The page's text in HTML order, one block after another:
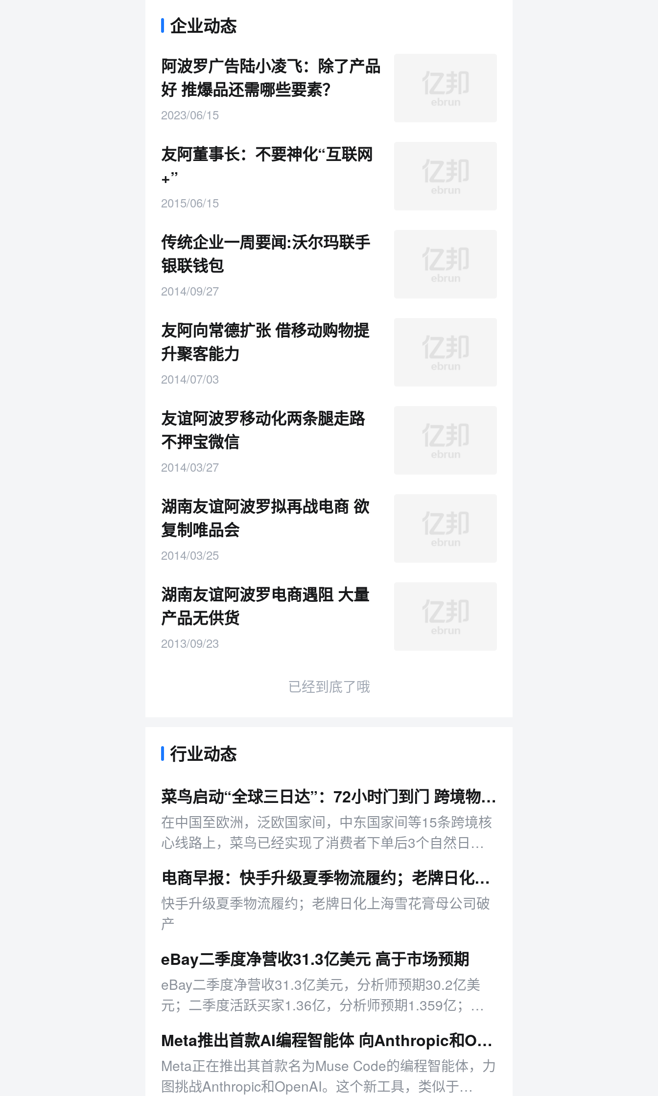
企业动态
阿波罗广告陆小凌飞：除了产品
好 推爆品还需哪些要素？
2023/06/15
友阿董事长：不要神化“互联网
+”
2015/06/15
传统企业一周要闻:沃尔玛联手
银联钱包
2014/09/27
友阿向常德扩张 借移动购物提
升聚客能力
2014/07/03
友谊阿波罗移动化两条腿走路
不押宝微信
2014/03/27
湖南友谊阿波罗拟再战电商 欲
复制唯品会
2014/03/25
湖南友谊阿波罗电商遇阻 大量
产品无供货
2013/09/23
已经到底了哦
行业动态
菜鸟启动“全球三日达”：72小时门到门 跨境物流时效再提速
在中国至欧洲，泛欧国家间，中东国家间等15条跨境核
心线路上，菜鸟已经实现了消费者下单后3个自然日门
电商早报：快手升级夏季物流履约；老牌日化上海雪花膏母公司破产
快手升级夏季物流履约；老牌日化上海雪花膏母公司破
产
eBay二季度净营收31.3亿美元 高于市场预期
eBay二季度净营收31.3亿美元，分析师预期30.2亿美
元；二季度活跃买家1.36亿，分析师预期1.359亿；二
司预计三季度净营收30.7亿-31.2亿美元
Meta推出首款AI编程智能体 向Anthropic和OpenAI发起挑战
Meta正在推出其首款名为Muse Code的编程智能体，力
图挑战Anthropic和OpenAI。这个新工具，类似于